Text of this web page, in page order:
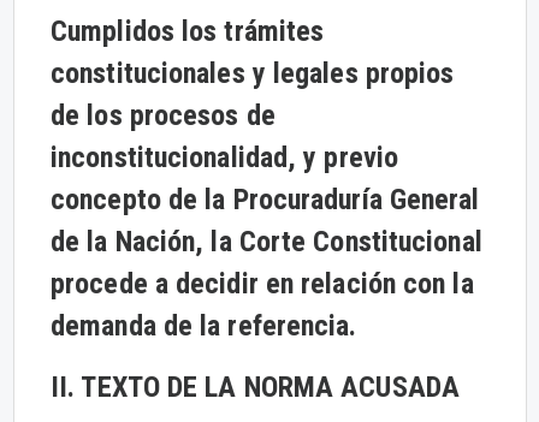
Cumplidos los trámites
constitucionales y legales propios
de los procesos de
inconstitucionalidad, y previo
concepto de la Procuraduría General
de la Nación, la Corte Constitucional
procede a decidir en relación con la
demanda de la referencia.
II. TEXTO DE LA NORMA ACUSADA